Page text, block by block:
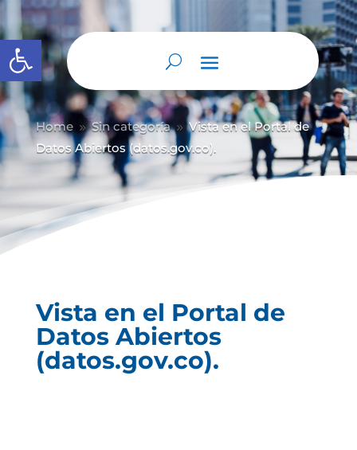
Abrir barra de herramientas
Home 9 Sin categoría 9 Vista en el Portal de
Datos Abiertos (datos.gov.co).
Vista en el Portal de
Datos Abiertos
(datos.gov.co).